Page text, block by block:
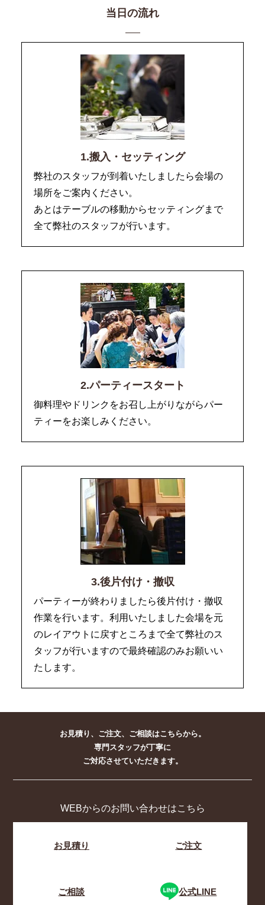
当日の流れ
1.搬入・セッティング
弊社のスタッフが到着いたしましたら会場の
場所をご案内ください。
あとはテーブルの移動からセッティングまで
全て弊社のスタッフが行います。
2.パーティースタート
御料理やドリンクをお召し上がりながらパー
ティーをお楽しみください。
3.後片付け・撤収
パーティーが終わりましたら後片付け・撤収
作業を行います。利用いたしました会場を元
のレイアウトに戻すところまで全て弊社のス
タッフが行いますので最終確認のみお願いい
たします。
お見積り、ご注文、ご相談はこちらから。
専門スタッフが丁寧に
ご対応させていただきます。
WEBからのお問い合わせはこちら
お見積り ご注文
ご相談 公式LINE